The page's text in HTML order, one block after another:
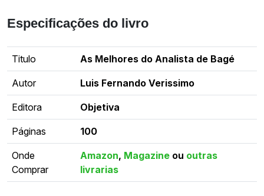
Especificações do livro
Titulo As Melhores do Analista de Bagé
Autor Luis Fernando Verissimo
Editora Objetiva
Páginas 100
Onde
Comprar
Amazon, Magazine ou outras
livrarias